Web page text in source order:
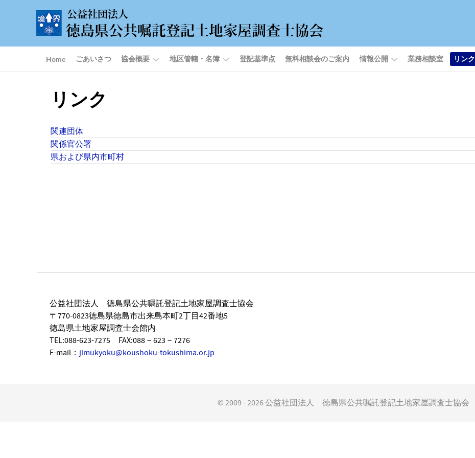
Home ごあいさつ 協会概要 地区管轄・名簿 登記基準点 無料相談会のご案内 情報公開 業務相談室 リンク
リンク
関連団体
関係官公署
県および県内市町村
公益社団法人 徳島県公共嘱託登記土地家屋調査士協会
〒770-0823徳島県徳島市出来島本町2丁目42番地5
徳島県土地家屋調査士会館内
TEL:088-623-7275 FAX:088－623－7276
E-mail： jimukyoku@koushoku-tokushima.or.jp
© 2009 - 2026 公益社団法人 徳島県公共嘱託登記土地家屋調査士協会